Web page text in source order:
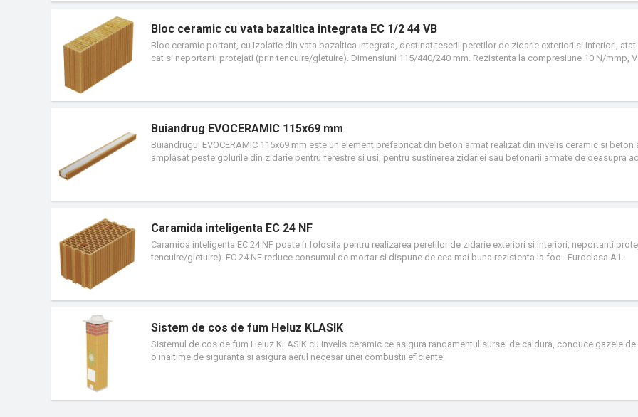
Bloc ceramic cu vata bazaltica integrata EC 1/2 44 VB
Bloc ceramic portant, cu izolatie din vata bazaltica integrata, destinat teserii peretilor de zidarie exteriori si interiori, atat
cat si neportanti protejati (prin tencuire/gletuire). Dimensiuni 115/440/240 mm. Rezistenta la compresiune 10 N/mmp,
Buiandrug EVOCERAMIC 115x69 mm
Buiandrugul EVOCERAMIC 115x69 mm este un element prefabricat din beton armat realizat din invelis ceramic si beton
amplasat peste golurile din zidarie pentru ferestre si usi, pentru sustinerea zidariei sau betonarii armate de deasupra
mm si lungimea de la 1 la maxim 3 ml, se pot adapta la orice tip de zidarie: caramida cu goluri verticale, caramida plina
Caramida inteligenta EC 24 NF
Caramida inteligenta EC 24 NF poate fi folosita pentru realizarea peretilor de zidarie exteriori si interiori, neportanti
tencuire/gletuire). EC 24 NF reduce consumul de mortar si dispune de cea mai buna rezistenta la foc - Euroclasa A1.
Sistem de cos de fum Heluz KLASIK
Sistemul de cos de fum Heluz KLASIK cu invelis ceramic ce asigura randamentul sursei de caldura, conduce gazele de
o inaltime de siguranta si asigura aerul necesar unei combustii eficiente.